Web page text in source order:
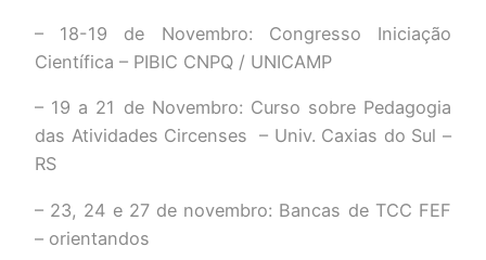
– 18-19 de Novembro: Congresso Iniciação
Científica – PIBIC CNPQ / UNICAMP
– 19 a 21 de Novembro: Curso sobre Pedagogia
das Atividades Circenses – Univ. Caxias do Sul –
RS
– 23, 24 e 27 de novembro: Bancas de TCC FEF
– orientandos